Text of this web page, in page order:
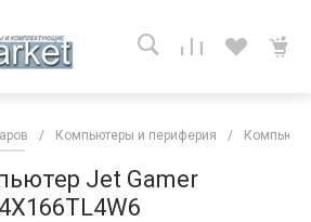
/ Компьютеры и периферия /
Jet Gamer